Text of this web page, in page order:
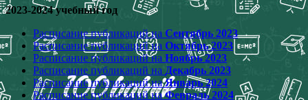
2023-2024 учебный год
Расписание публикаций на Сентябрь 2023
Расписание публикаций на Октябрь 2023
Расписание публикаций на Ноябрь 2023
Расписание публикаций на Декабрь 2023
Расписание публикаций наЯнварь 2024
Расписание публикаций наФевраль 2024